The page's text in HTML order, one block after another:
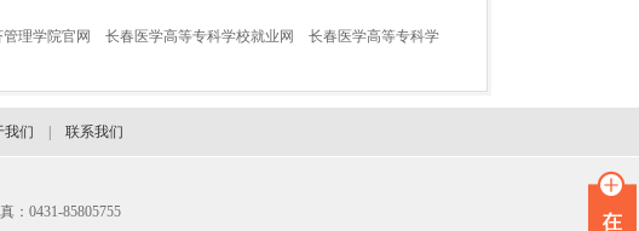
理学院官网 长春医学高等专科学校就业网
长春医学高等专科学
我们 联系我们
：0431-85805755